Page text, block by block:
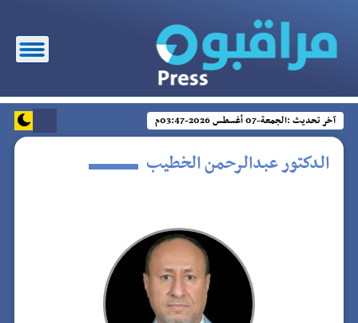
آخر تحديث :الجمعة-07 أغسطس 2026-03:47م
الدكتور عبدالرحمن الخطيب